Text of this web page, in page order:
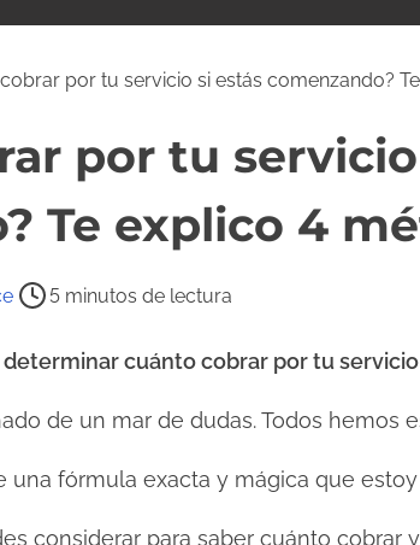
por tu servicio si estás comenzando?
por tu
Te explico 4
5 minutos de lectura
cuánto cobrar por tu
de un mar de dudas. Todos hemos
una fórmula exacta y mágica que
considerar para saber cuánto cobrar